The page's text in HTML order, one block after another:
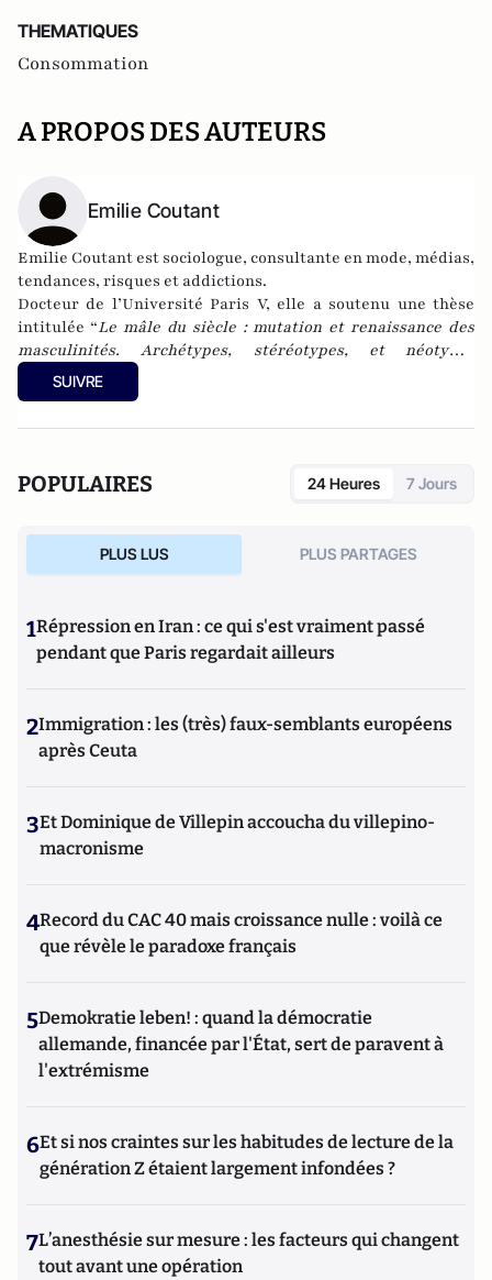
THEMATIQUES
Consommation
A PROPOS DES AUTEURS
Emilie Coutant
Emilie Coutant est sociologue, consultante en mode, médias,
tendances, risques et addictions.
Docteur de l’Université Paris V, elle a soutenu une thèse
intitulée “Le mâle du siècle : mutation et renaissance des
masculinités. Archétypes, stéréotypes, et néotypes
masculins dans les iconographies médiatiques
Fondatrice et dirigeante de la société d’études qualitatives
écoles de mode, elle est également Présidente du Groupe
Cahiers Européens de l’Imaginaire
Longeville Surf Club.
SUIVRE
POPULAIRES 24 Heures 7 Jours
PLUS LUS PLUS PARTAGES
1Répression en Iran : ce qui s'est vraiment passé
pendant que Paris regardait ailleurs
2Immigration : les (très) faux-semblants européens
après Ceuta
3Et Dominique de Villepin accoucha du villepino-
macronisme
4Record du CAC 40 mais croissance nulle : voilà ce
que révèle le paradoxe français
5Demokratie leben! : quand la démocratie
allemande, financée par l'État, sert de paravent à
l'extrémisme
6Et si nos craintes sur les habitudes de lecture de la
génération Z étaient largement infondées ?
7L’anesthésie sur mesure : les facteurs qui changent
tout avant une opération